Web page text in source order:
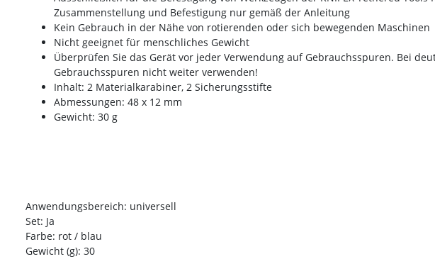
Zusammenstellung und Befestigung nur gemäß der Anleitung
Kein Gebrauch in der Nähe von rotierenden oder sich bewegenden Maschinen
Nicht geeignet für menschliches Gewicht
Überprüfen Sie das Gerät vor jeder Verwendung auf Gebrauchsspuren. Bei
Gebrauchsspuren nicht weiter verwenden!
Inhalt: 2 Materialkarabiner, 2 Sicherungsstifte
Abmessungen: 48 x 12 mm
Gewicht: 30 g
Anwendungsbereich: universell
Set: Ja
Farbe: rot / blau
Gewicht (g): 30